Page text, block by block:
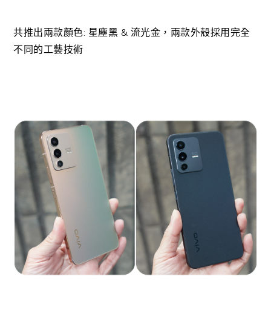
共推出兩款顏色: 星塵黑 & 流光金，兩款外殼採用完全
不同的工藝技術